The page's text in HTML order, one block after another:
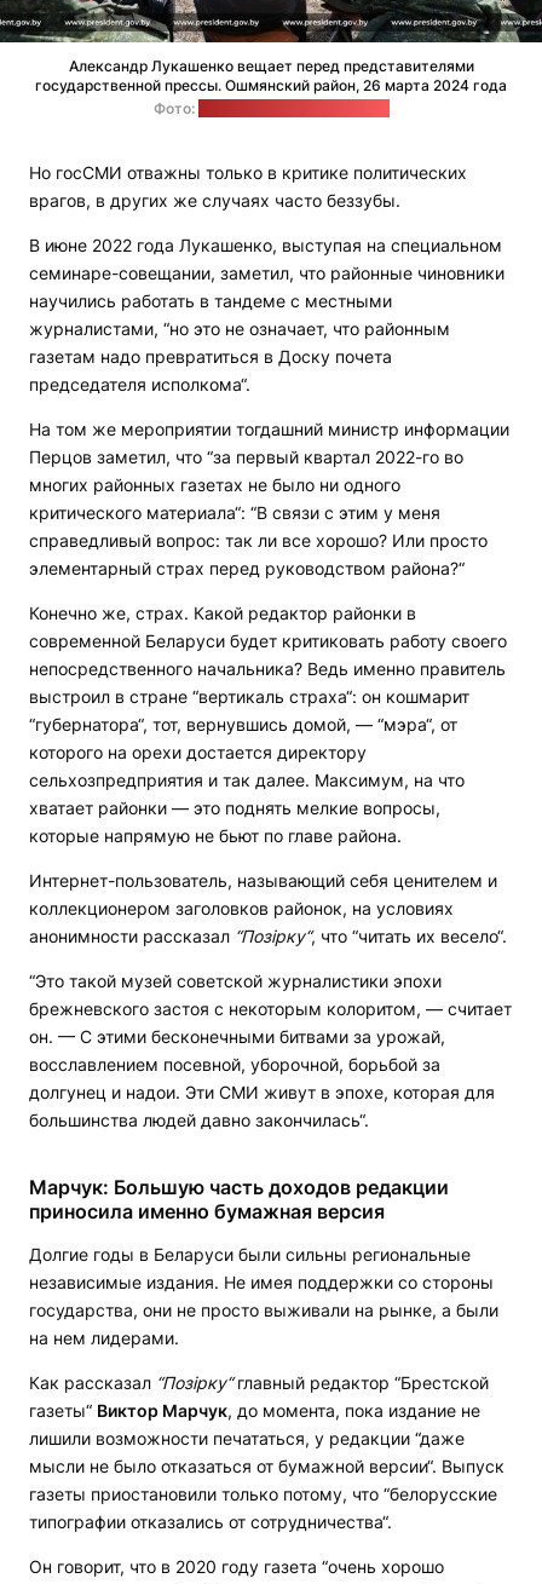
Александр Лукашенко вещает перед представителями
государственной прессы. Ошмянский район, 26 марта 2024 года
Фото:
Но госСМИ отважны только в критике политических
врагов, в других же случаях часто беззубы.
В июне 2022 года Лукашенко, выступая на специальном
семинаре-совещании, заметил, что районные чиновники
научились работать в тандеме с местными
журналистами, “но это не означает, что районным
газетам надо превратиться в Доску почета
председателя исполкома“.
На том же мероприятии тогдашний министр информации
Перцов заметил, что “за первый квартал 2022-го во
многих районных газетах не было ни одного
критического материала“: “В связи с этим у меня
справедливый вопрос: так ли все хорошо? Или просто
элементарный страх перед руководством района?“
Конечно же, страх. Какой редактор районки в
современной Беларуси будет критиковать работу своего
непосредственного начальника? Ведь именно правитель
выстроил в стране “вертикаль страха“: он кошмарит
“губернатора“, тот, вернувшись домой, — “мэра“, от
которого на орехи достается директору
сельхозпредприятия и так далее. Максимум, на что
хватает районки — это поднять мелкие вопросы,
которые напрямую не бьют по главе района.
Интернет-пользователь, называющий себя ценителем и
коллекционером заголовков районок, на условиях
анонимности рассказал “Позiрку“, что “читать их весело“.
“Это такой музей советской журналистики эпохи
брежневского застоя с некоторым колоритом, — считает
он. — С этими бесконечными битвами за урожай,
восславлением посевной, уборочной, борьбой за
долгунец и надои. Эти СМИ живут в эпохе, которая для
большинства людей давно закончилась“.
Марчук: Большую часть доходов редакции
приносила именно бумажная версия
Долгие годы в Беларуси были сильны региональные
независимые издания. Не имея поддержки со стороны
государства, они не просто выживали на рынке, а были
на нем лидерами.
Как рассказал “Позірку“главный редактор “Брестской
газеты“ Виктор Марчук, до момента, пока издание не
лишили возможности печататься, у редакции “даже
мысли не было отказаться от бумажной версии“. Выпуск
газеты приостановили только потому, что “белорусские
типографии отказались от сотрудничества“.
Он говорит, что в 2020 году газета “очень хорошо